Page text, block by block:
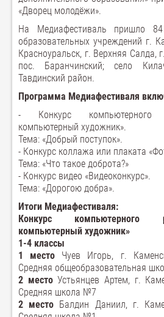
«Дворец молодёжи».
На Медиафестиваль пришло
образовательных учреждений г.
Красноуральск, г. Верхняя Салда,
пос. Баранчинский; село
Тавдинский район.
Программа Медиафестиваля
- Конкурс компьютерного
компьютерный художник».
Тема: «Добрый поступок».
- Конкурс коллажа или плаката
Тема: «Что такое доброта?»
- Конкурс видео «Видеоконкурс».
Тема: «Дорогою добра».
Итоги Медиафестиваля:
Конкурс компьютерного
компьютерный художник»
1-4 классы
1 место Чуев Игорь, г.
Средняя общеобразовательная
2 местоУстьянцев Артем, г.
Средняя школа №7
2 место Балдин Даниил, г.